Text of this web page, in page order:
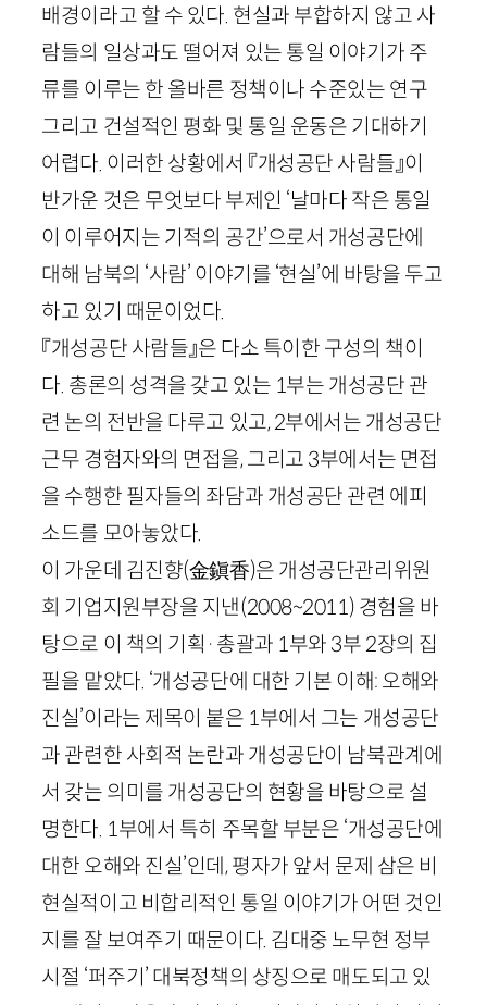
배경이라고 할 수 있다. 현실과 부합하지 않고 사
람들의 일상과도 떨어져 있는 통일 이야기가 주
류를 이루는 한 올바른 정책이나 수준있는 연구
그리고 건설적인 평화 및 통일 운동은 기대하기
어렵다. 이러한 상황에서 『개성공단 사람들』이
반가운 것은 무엇보다 부제인 ‘날마다 작은 통일
이 이루어지는 기적의 공간’으로서 개성공단에
대해 남북의 ‘사람’ 이야기를 ‘현실’에 바탕을 두고
하고 있기 때문이었다.
『개성공단 사람들』은 다소 특이한 구성의 책이
다. 총론의 성격을 갖고 있는 1부는 개성공단 관
련 논의 전반을 다루고 있고,2부에서는 개성공단
근무 경험자와의 면접을, 그리고 3부에서는 면접
을 수행한 필자들의 좌담과 개성공단 관련 에피
소드를 모아놓았다.
이 가운데 김진향(金鎭香)은 개성공단관리위원
회 기업지원부장을 지낸(2008~2011) 경험을 바
탕으로 이 책의 기획 · 총괄과 1부와 3부 2장의 집
필을 맡았다. ‘개성공단에 대한 기본 이해: 오해와
진실’이라는 제목이 붙은 1부에서 그는 개성공단
과 관련한 사회적 논란과 개성공단이 남북관계에
서 갖는 의미를 개성공단의 현황을 바탕으로 설
명한다. 1부에서 특히 주목할 부분은 ‘개성공단에
대한 오해와 진실’인데, 평자가 앞서 문제 삼은 비
현실적이고 비합리적인 통일 이야기가 어떤 것인
지를 잘 보여주기 때문이다. 김대중 노무현 정부
시절 ‘퍼주기’ 대북정책의 상징으로 매도되고 있